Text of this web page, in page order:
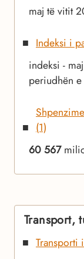
maj të vitit
Indeksi i
indeksi -
periudhën
(1)
60 567
Transport,
Transporti